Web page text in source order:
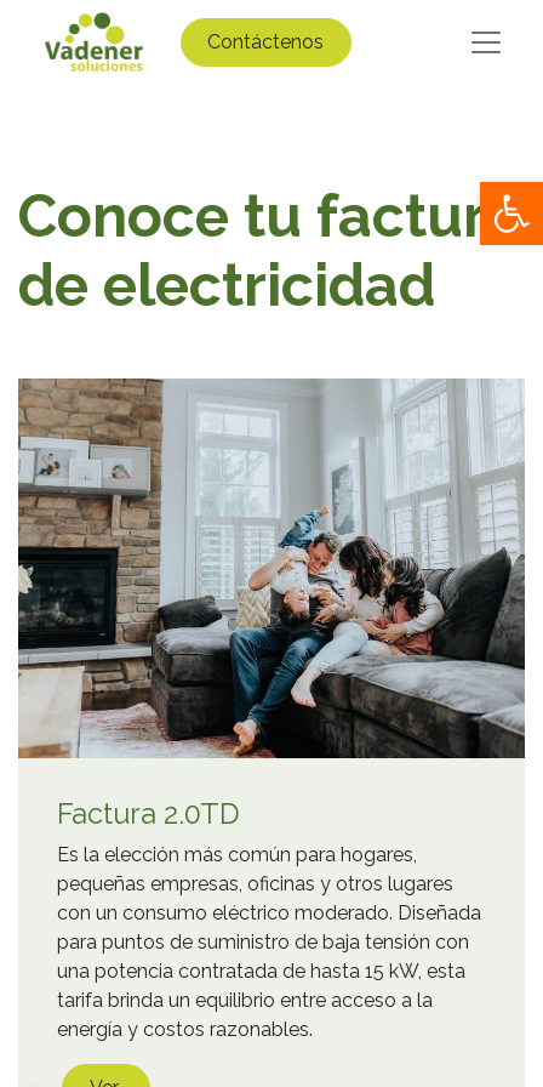
Contáctenos
Conoce tu factura
de electricidad
Factura 2.0TD
Es la elección más común para hogares,
pequeñas empresas, oficinas y otros lugares
con un consumo eléctrico moderado. Diseñada
para puntos de suministro de baja tensión con
una potencia contratada de hasta 15 kW, esta
tarifa brinda un equilibrio entre acceso a la
energía y costos razonables.